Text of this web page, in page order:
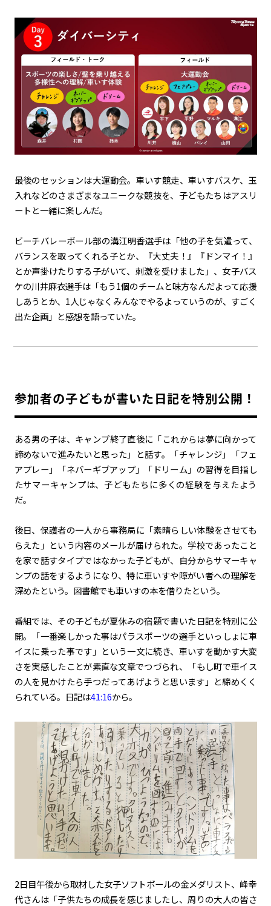
最後のセッションは大運動会。車いす競走、車いすバスケ、玉
入れなどのさまざまなユニークな競技を、子どもたちはアスリ
ートと一緒に楽しんだ。
ビーチバレーボール部の溝江明香選手は「他の子を気遣って、
バランスを取ってくれる子とか、『大丈夫！』『ドンマイ！』
とか声掛けたりする子がいて、刺激を受けました」、女子バス
ケの川井麻衣選手は「もう1個のチームと味方なんだよって応援
しあうとか、1人じゃなくみんなでやるよっていうのが、すごく
出た企画」と感想を語っていた。
参加者の子どもが書いた日記を特別公開！
ある男の子は、キャンプ終了直後に「これからは夢に向かって
諦めないで進みたいと思った」と話す。「チャレンジ」「フェ
アプレー」「ネバーギブアップ」「ドリーム」の習得を目指し
たサマーキャンプは、子どもたちに多くの経験を与えたよう
だ。
後日、保護者の一人から事務局に「素晴らしい体験をさせても
らえた」という内容のメールが届けられた。学校であったこと
を家で話すタイプではなかった子どもが、自分からサマーキャ
ンプの話をするようになり、特に車いすや障がい者への理解を
深めたという。図書館でも車いすの本を借りたという。
番組では、その子どもが夏休みの宿題で書いた日記を特別に公
開。「一番楽しかった事はパラスポーツの選手といっしょに車
イスに乗った事です」という一文に続き、車いすを動かす大変
さを実感したことが素直な文章でつづられ、「もし町で車イス
の人を見かけたら手つだってあげようと思います」と締めくく
られている。日記は41:16から。
2日目午後から取材した女子ソフトボールの金メダリスト、峰幸
代さんは「子供たちの成長を感じましたし、周りの大人の皆さ